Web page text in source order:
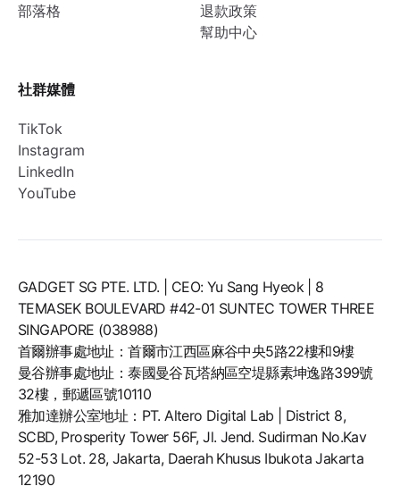
部落格
退款政策
幫助中心
社群媒體
TikTok
Instagram
LinkedIn
YouTube
GADGET SG PTE. LTD. | CEO: Yu Sang Hyeok | 8
TEMASEK BOULEVARD #42-01 SUNTEC TOWER THREE
SINGAPORE (038988)
首爾辦事處地址：首爾市江西區麻谷中央5路22樓和9樓
曼谷辦事處地址：泰國曼谷瓦塔納區空堤縣素坤逸路399號
32樓，郵遞區號10110
雅加達辦公室地址：PT. Altero Digital Lab | District 8,
SCBD, Prosperity Tower 56F, Jl. Jend. Sudirman No.Kav
52-53 Lot. 28, Jakarta, Daerah Khusus Ibukota Jakarta
12190